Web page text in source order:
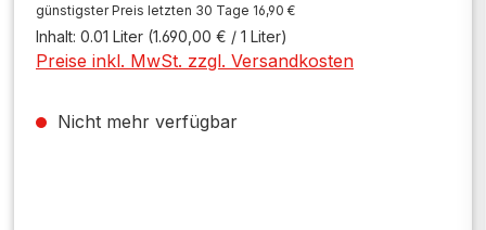
günstigster Preis letzten 30 Tage 16,90 €
Inhalt: 0.01 Liter (1.690,00 € / 1 Liter)
Preise inkl. MwSt. zzgl. Versandkosten
Nicht mehr verfügbar